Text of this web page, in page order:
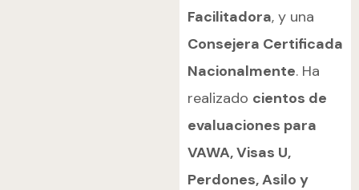
Facilitadora, y una
Consejera Certificada
Nacionalmente. Ha
realizado cientos de
evaluaciones para
VAWA, Visas U,
Perdones, Asilo y